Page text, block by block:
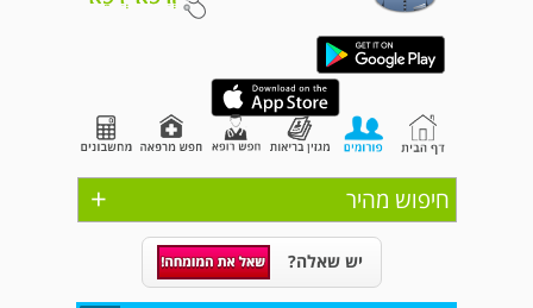
+ חיפוש מהיר
יש שאלה?